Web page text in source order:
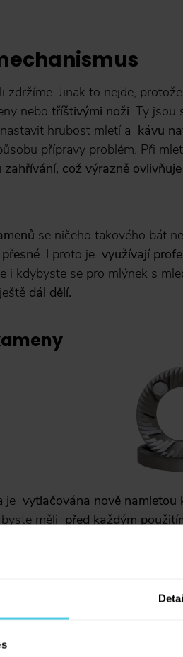
zdržíme. Jinak to nejde,
nebo tříštivými noži. Ty jsou
hrubost mletí a kávu
přípravy problém. Při
zahřívání, což výrazně
se ničeho takového bát
přesné. I proto je využívají
i kdybyste se pro mlýnek s
dál dělí.
je vytlačována nově namletou
měli před každým